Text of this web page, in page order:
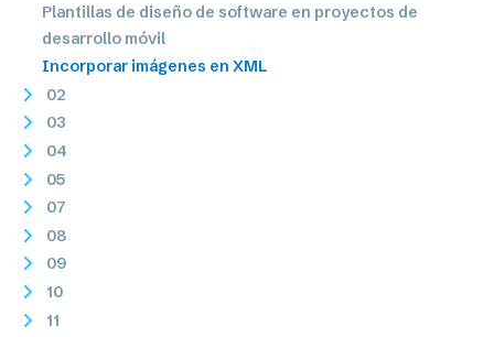
Plantillas de diseño de software en proyectos de
desarrollo móvil
Incorporar imágenes en XML
02
03
04
05
07
08
09
10
11